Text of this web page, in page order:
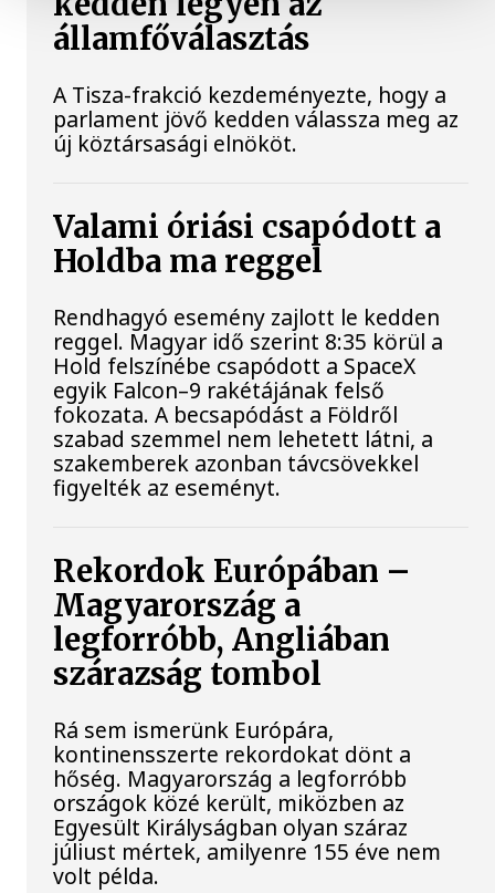
államfőválasztás
A Tisza-frakció kezdeményezte, hogy a
parlament jövő kedden válassza meg az
új köztársasági elnököt.
Valami óriási csapódott a
Holdba ma reggel
Rendhagyó esemény zajlott le kedden
reggel. Magyar idő szerint 8:35 körül a
Hold felszínébe csapódott a SpaceX
egyik Falcon–9 rakétájának felső
fokozata. A becsapódást a Földről
szabad szemmel nem lehetett látni, a
szakemberek azonban távcsövekkel
figyelték az eseményt.
Rekordok Európában –
Magyarország a
legforróbb, Angliában
szárazság tombol
Rá sem ismerünk Európára,
kontinensszerte rekordokat dönt a
hőség. Magyarország a legforróbb
országok közé került, miközben az
Egyesült Királyságban olyan száraz
júliust mértek, amilyenre 155 éve nem
volt példa.